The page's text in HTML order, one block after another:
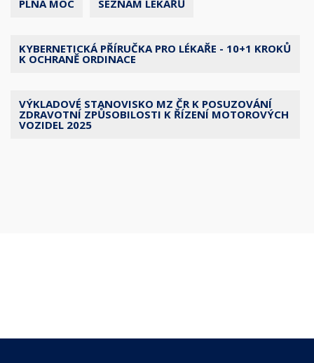
PLNÁ MOC SEZNAM LÉKAŘŮ
KYBERNETICKÁ PŘÍRUČKA PRO LÉKAŘE - 10+1 KROKŮ
K OCHRANĚ ORDINACE
VÝKLADOVÉ STANOVISKO MZ ČR K POSUZOVÁNÍ
ZDRAVOTNÍ ZPŮSOBILOSTI K ŘÍZENÍ MOTOROVÝCH
VOZIDEL 2025